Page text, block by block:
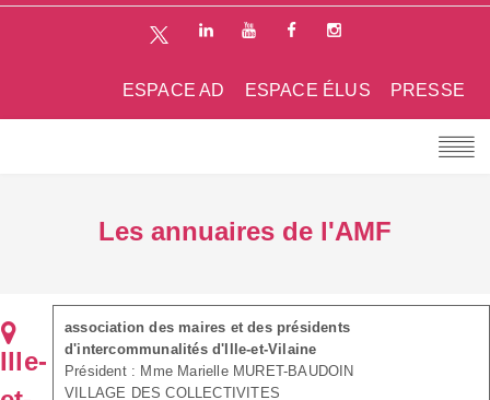
PRESSE
ESPACE ÉLUS
ESPACE AD
Les annuaires de l'AMF
association des maires et des présidents
d'intercommunalités d'Ille-et-Vilaine
Président : Mme Marielle MURET-BAUDOIN
VILLAGE DES COLLECTIVITES
Ille-